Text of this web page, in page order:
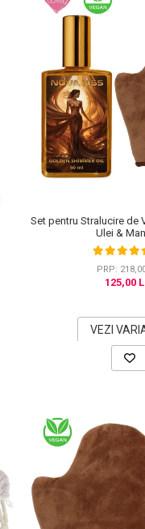
Set pentru Stralucire de
Ulei &
PRP:
125,00
VEZI